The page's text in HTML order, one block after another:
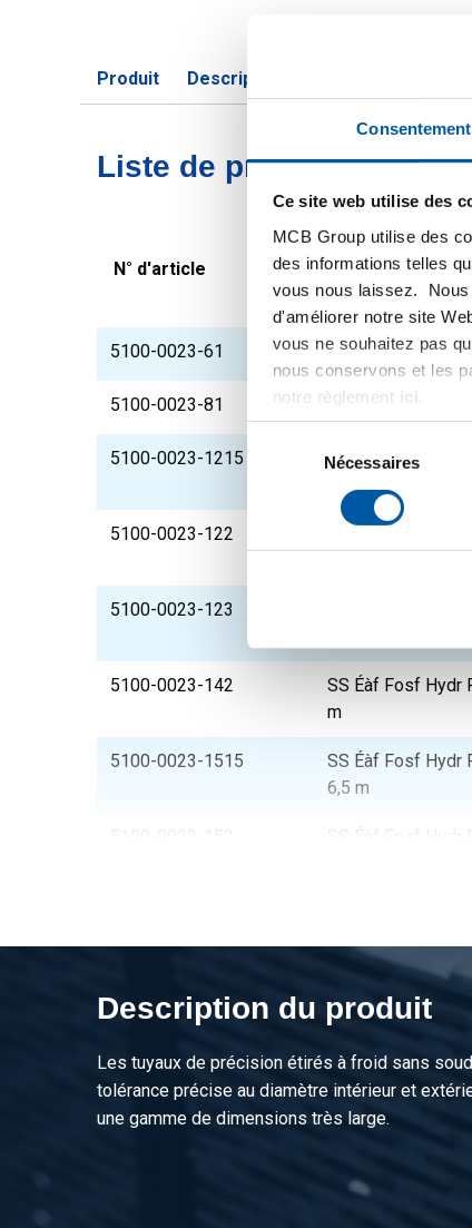
Consentement
Ce site web utilise des
MCB Group utilise des
des informations telles
vous nous laissez. Nous
d'améliorer notre site
vous ne souhaitez pas
nous conservons et les
notre règlement ici
consentement
Nécessaires
Produit Description du produit
Liste de prix bruts: Tube
N° d'article Description
5100-0023-61 SS Éàf Fosf Hydr
5100-0023-81 SS Éàf Fosf Hydr
5100-0023-1215
SS Éàf Fosf Hydr
6,5 m
5100-0023-122
5100-0023-123
5100-0023-142
SS Éàf Fosf Hydr
m
5100-0023-1515
SS Éàf Fosf Hydr
6,5 m
SS Éàf Fosf
SS Éàf Fosf
6,5 m
5100-0023-162
SS Éàf Fosf Hydr
m
SS Éàf Fosf
SS Éàf Fosf
Description du produit
Les tuyaux de précision étirés à froid sans
tolérance précise au diamètre intérieur et
une gamme de dimensions très large.